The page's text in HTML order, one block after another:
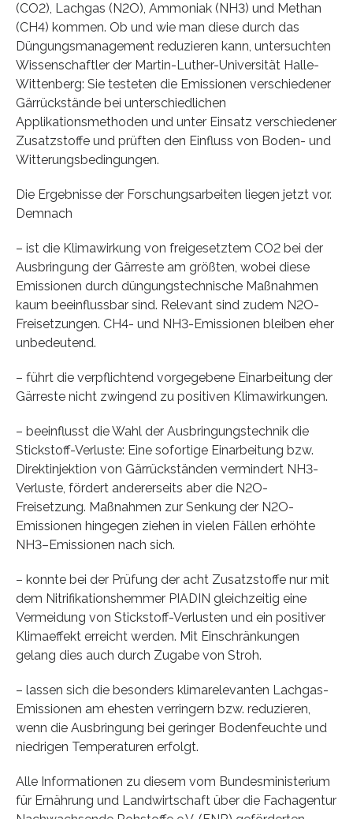
(CO2), Lachgas (N2O), Ammoniak (NH3) und Methan
(CH4) kommen. Ob und wie man diese durch das
Düngungsmanagement reduzieren kann, untersuchten
Wissenschaftler der Martin-Luther-Universität Halle-
Wittenberg: Sie testeten die Emissionen verschiedener
Gärrückstände bei unterschiedlichen
Applikationsmethoden und unter Einsatz verschiedener
Zusatzstoffe und prüften den Einfluss von Boden- und
Witterungsbedingungen.
Die Ergebnisse der Forschungsarbeiten liegen jetzt vor.
Demnach
– ist die Klimawirkung von freigesetztem CO2 bei der
Ausbringung der Gärreste am größten, wobei diese
Emissionen durch düngungstechnische Maßnahmen
kaum beeinflussbar sind. Relevant sind zudem N2O-
Freisetzungen. CH4- und NH3-Emissionen bleiben eher
unbedeutend.
– führt die verpflichtend vorgegebene Einarbeitung der
Gärreste nicht zwingend zu positiven Klimawirkungen.
– beeinflusst die Wahl der Ausbringungstechnik die
Stickstoff-Verluste: Eine sofortige Einarbeitung bzw.
Direktinjektion von Gärrückständen vermindert NH3-
Verluste, fördert andererseits aber die N2O-
Freisetzung. Maßnahmen zur Senkung der N2O-
Emissionen hingegen ziehen in vielen Fällen erhöhte
NH3–Emissionen nach sich.
– konnte bei der Prüfung der acht Zusatzstoffe nur mit
dem Nitrifikationshemmer PIADIN gleichzeitig eine
Vermeidung von Stickstoff-Verlusten und ein positiver
Klimaeffekt erreicht werden. Mit Einschränkungen
gelang dies auch durch Zugabe von Stroh.
– lassen sich die besonders klimarelevanten Lachgas-
Emissionen am ehesten verringern bzw. reduzieren,
wenn die Ausbringung bei geringer Bodenfeuchte und
niedrigen Temperaturen erfolgt.
Alle Informationen zu diesem vom Bundesministerium
für Ernährung und Landwirtschaft über die Fachagentur